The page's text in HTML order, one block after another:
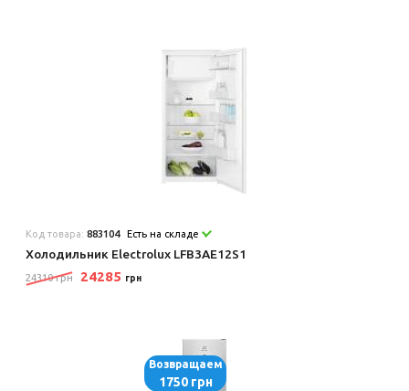
Код товара:883104 Есть на складе
Холодильник Electrolux LFB3AE12S1
24310 грн 24285 грн
Возвращаем
1750 грн